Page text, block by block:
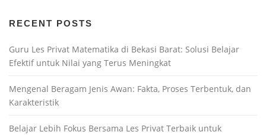
RECENT POSTS
Guru Les Privat Matematika di Bekasi Barat: Solusi Belajar
Efektif untuk Nilai yang Terus Meningkat
Mengenal Beragam Jenis Awan: Fakta, Proses Terbentuk, dan
Karakteristik
Belajar Lebih Fokus Bersama Les Privat Terbaik untuk